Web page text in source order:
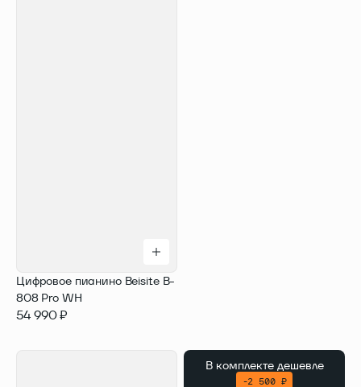
Цифровое пианино Beisite B-
808 Pro WH
54 990 ₽
В комплекте дешевле
-2 500 ₽